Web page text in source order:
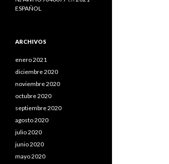
ESPAÑOL
ARCHIVOS
enero 2021
diciembre 2020
noviembre 2020
octubre 2020
septiembre 2020
agosto 2020
julio 2020
junio 2020
mayo 2020